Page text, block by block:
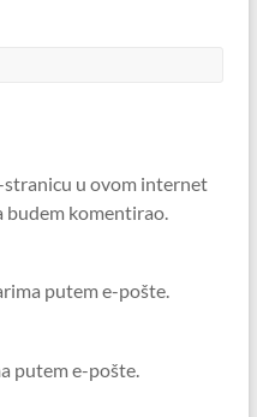
stranicu u ovom internet
budem komentirao.
putem e-pošte.
putem e-pošte.